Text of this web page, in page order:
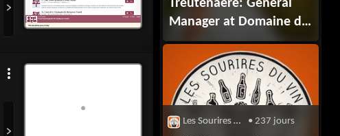
Treutenaere: General
Manager at Domaine de
Long Dai (DBR Lafite)
Les Sourires du Vin • 237 jours